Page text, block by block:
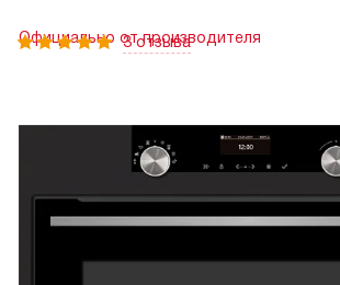
Официально от производителя
3 отзыва